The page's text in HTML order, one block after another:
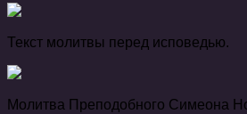
Текст молитвы перед исповедью.
Молитва Преподобного Симеона